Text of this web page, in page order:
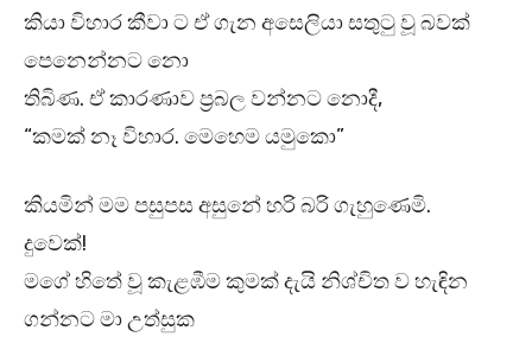
කියා විහාර කීවා ට ඒ ගැන අසෙලියා සතුටු වූ බවක්
පෙනෙන්නට නො
තිබිණ. ඒ කාරණාව ප්‍රබල වන්නට නොදී,
“කමක් නෑ විහාර. මෙහෙම යමුකො”
කියමින් මම පසුපස අසුනේ හරි බරි ගැහුණෙමි.
දුවෙක්!
මගේ හිතේ වූ කැළඹීම කුමක් දැයි නිශ්චිත ව හැඳින
ගන්නට මා උත්සුක